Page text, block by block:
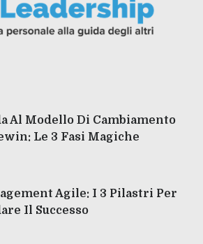
Al Modello Di Cambiamento
Le 3 Fasi Magiche
Agile: I 3 Pilastri Per
Il Successo